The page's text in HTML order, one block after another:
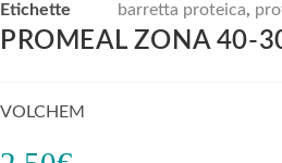
Etichette
barretta proteica,
PROMEAL ZONA 40-
VOLCHEM